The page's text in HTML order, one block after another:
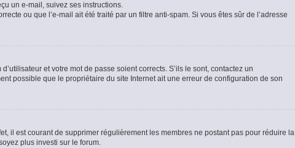
un e-mail, suivez ses instructions.
ou que l’e-mail ait été traité par un filtre anti-spam. Si vous êtes sûr de l’adresse
et votre mot de passe soient corrects. S’ils le sont, contactez un
possible que le propriétaire du site Internet ait une erreur de configuration de son
il est courant de supprimer régulièrement les membres ne postant pas pour réduire la
plus investi sur le forum.